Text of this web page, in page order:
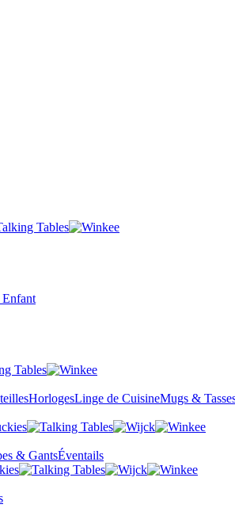
Enfant
HorlogesLinge de CuisineMugs &
& GantsÉventails